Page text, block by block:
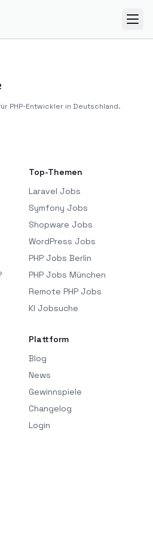
PHP-Entwickler in Deutschland.
Top-Themen
Laravel Jobs
Symfony Jobs
Shopware Jobs
WordPress Jobs
PHP Jobs Berlin
PHP Jobs München
Remote PHP Jobs
KI Jobsuche
Plattform
Blog
News
Gewinnspiele
Changelog
Login